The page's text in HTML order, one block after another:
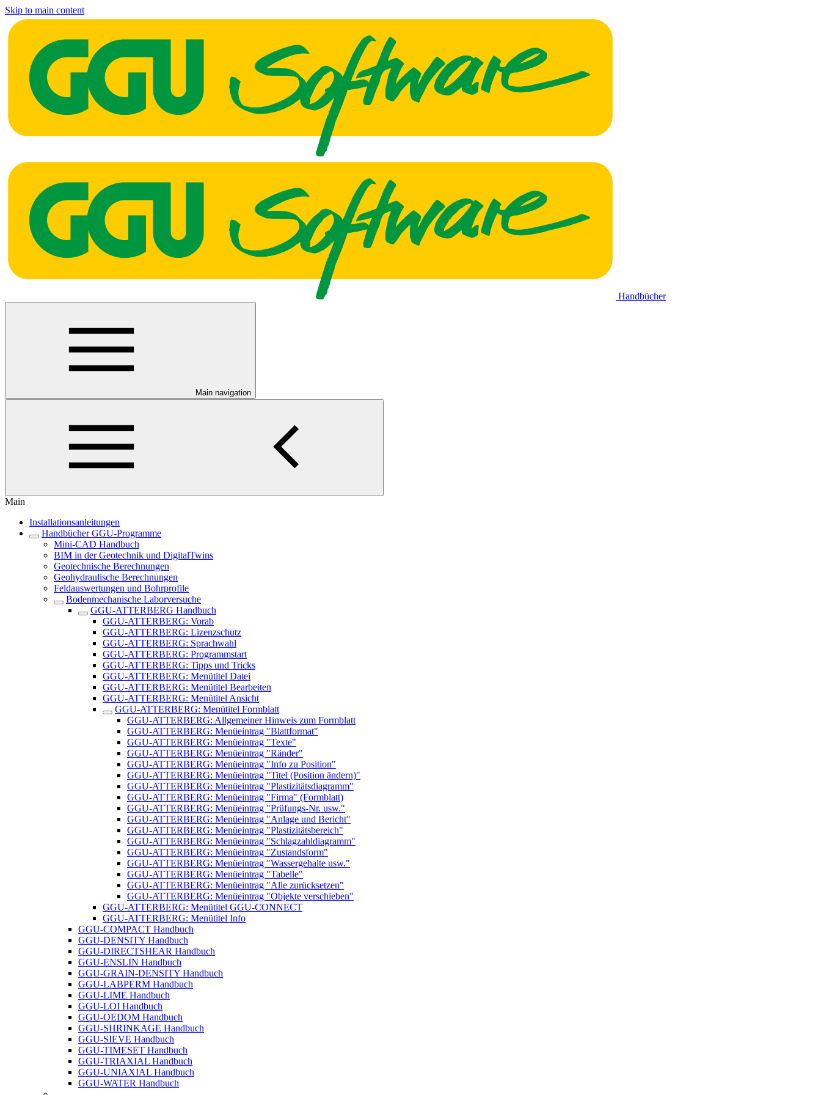
Skip to main content
Handbücher
Main navigation
Main
Installationsanleitungen
Handbücher GGU-Programme
Mini-CAD Handbuch
BIM in der Geotechnik und DigitalTwins
Geotechnische Berechnungen
Geohydraulische Berechnungen
Feldauswertungen und Bohrprofile
Bodenmechanische Laborversuche
GGU-ATTERBERG Handbuch
GGU-ATTERBERG: Vorab
GGU-ATTERBERG: Lizenzschutz
GGU-ATTERBERG: Sprachwahl
GGU-ATTERBERG: Programmstart
GGU-ATTERBERG: Tipps und Tricks
GGU-ATTERBERG: Menütitel Datei
GGU-ATTERBERG: Menütitel Bearbeiten
GGU-ATTERBERG: Menütitel Ansicht
GGU-ATTERBERG: Menütitel Formblatt
GGU-ATTERBERG: Allgemeiner Hinweis zum Formblatt
GGU-ATTERBERG: Menüeintrag "Blattformat"
GGU-ATTERBERG: Menüeintrag "Texte"
GGU-ATTERBERG: Menüeintrag "Ränder"
GGU-ATTERBERG: Menüeintrag "Info zu Position"
GGU-ATTERBERG: Menüeintrag "Titel (Position ändern)"
GGU-ATTERBERG: Menüeintrag "Plastizitätsdiagramm"
GGU-ATTERBERG: Menüeintrag "Firma" (Formblatt)
GGU-ATTERBERG: Menüeintrag "Prüfungs-Nr. usw."
GGU-ATTERBERG: Menüeintrag "Anlage und Bericht"
GGU-ATTERBERG: Menüeintrag "Plastizitätsbereich"
GGU-ATTERBERG: Menüeintrag "Schlagzahldiagramm"
GGU-ATTERBERG: Menüeintrag "Zustandsform"
GGU-ATTERBERG: Menüeintrag "Wassergehalte usw."
GGU-ATTERBERG: Menüeintrag "Tabelle"
GGU-ATTERBERG: Menüeintrag "Alle zurücksetzen"
GGU-ATTERBERG: Menüeintrag "Objekte verschieben"
GGU-ATTERBERG: Menütitel GGU-CONNECT
GGU-ATTERBERG: Menütitel Info
GGU-COMPACT Handbuch
GGU-DENSITY Handbuch
GGU-DIRECTSHEAR Handbuch
GGU-ENSLIN Handbuch
GGU-GRAIN-DENSITY Handbuch
GGU-LABPERM Handbuch
GGU-LIME Handbuch
GGU-LOI Handbuch
GGU-OEDOM Handbuch
GGU-SHRINKAGE Handbuch
GGU-SIEVE Handbuch
GGU-TIMESET Handbuch
GGU-TRIAXIAL Handbuch
GGU-UNIAXIAL Handbuch
GGU-WATER Handbuch